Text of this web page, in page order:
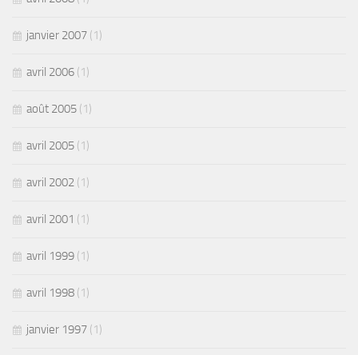
janvier 2007 (1)
avril 2006 (1)
août 2005 (1)
avril 2005 (1)
avril 2002 (1)
avril 2001 (1)
avril 1999 (1)
avril 1998 (1)
janvier 1997 (1)